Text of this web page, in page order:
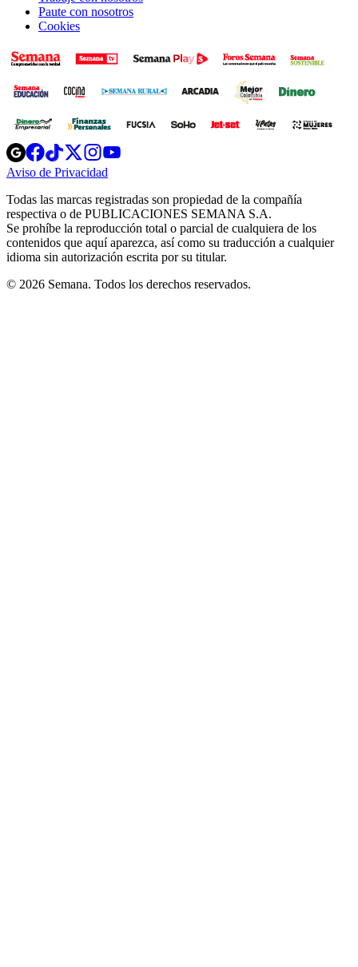
Paute con nosotros
Cookies
Opens
in
new
Opens
in
new
Opens
in
new
window
Opens
new
windowwindow
Aviso de Privacidad
new
window
Todas las marcas registradas son propiedad de la compañía
respectiva o de PUBLICACIONES SEMANA S.A.
Se prohíbe la reproducción total o parcial de cualquiera de los
contenidos que aquí aparezca, así como su traducción a cualquier
idioma sin autorización escrita por su titular.
© 2026 Semana. Todos los derechos reservados.